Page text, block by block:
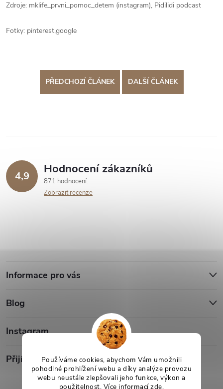
Používáme cookies, abychom Vám umožnili
pohodlné prohlížení webu a díky analýze provozu
webu neustále zlepšovali jeho funkce, výkon a
použitelnost. Více informacízde.
Zdroje: mklife_prvni_pomoc_detem (instagram), Pidilidi podcast
Fotky: pinterest,google
PŘEDCHOZÍ ČLÁNEK DALŠÍ ČLÁNEK
4,9 Hodnocení zákazníků
871 hodnocení
Zobrazit recenze
p
a
Informace pro vás
Blog
Instagram
Přijímáme online platby